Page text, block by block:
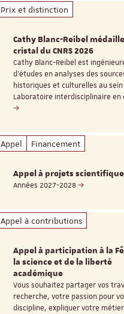
Prix et distinction
Cathy Blanc-Reibel
cristal du CNRS 2026
Cathy Blanc-Reibel est
d’études en analyses des
historiques et culturelles au sein
Laboratoire interdisciplinaire en
Appel Financement
Appel à projets
Années 2027-2028
Appel à contributions
Appel à participation à la
la science et de la liberté
académique
Vous souhaitez partager vos
recherche, votre passion pour
discipline, expliquer votre